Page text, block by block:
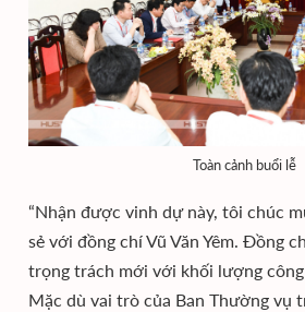
Toàn cảnh buổi lễ
“Nhận được vinh dự này, tôi chúc
sẻ với đồng chí Vũ Văn Yêm. Đồng
trọng trách mới với khối lượng
Mặc dù vai trò của Ban Thường vụ